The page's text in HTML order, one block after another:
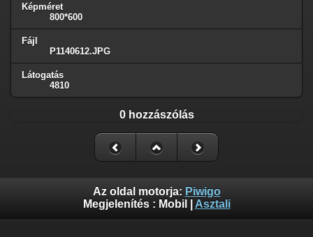
Képméret
800*600
Fájl
P1140612.JPG
Látogatás
4810
0 hozzászólás
Az oldal motorja: Piwigo
Megjelenítés : Mobil Asztali